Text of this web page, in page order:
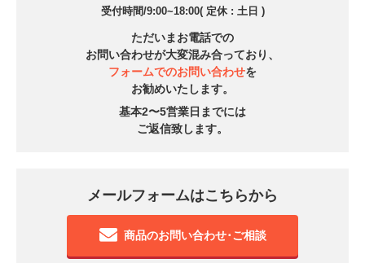
受付時間/9:00~18:00( 定休 : 土日 )
ただいまお電話での
お問い合わせが大変混み合っており、
フォームでのお問い合わせを
お勧めいたします。
基本2〜5営業日までには
ご返信致します。
メールフォームはこちらから
商品のお問い合わせ･ご相談